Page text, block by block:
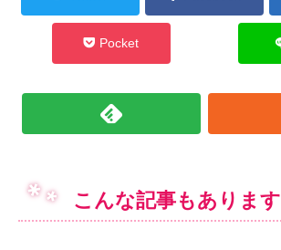
Pocket
こんな記事もあります